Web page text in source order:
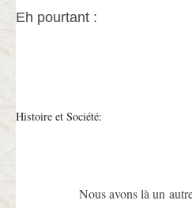
Eh pourtant :
Histoire et Société:
Nous avons là un